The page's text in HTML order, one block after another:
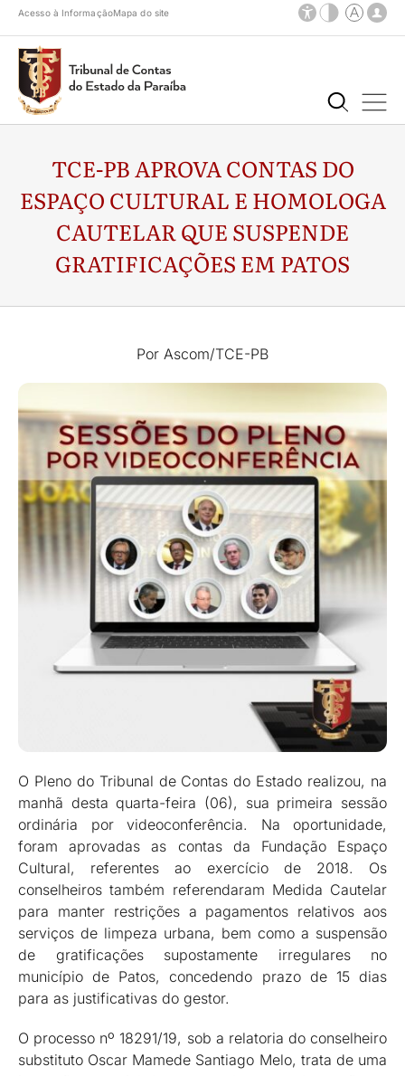
Acesso à InformaçãoMapa do site
TCE-PB APROVA CONTAS DO
ESPAÇO CULTURAL E HOMOLOGA
CAUTELAR QUE SUSPENDE
GRATIFICAÇÕES EM PATOS
Por Ascom/TCE-PB
O Pleno do Tribunal de Contas do Estado realizou, na
manhã desta quarta-feira (06), sua primeira sessão
ordinária por videoconferência. Na oportunidade,
foram aprovadas as contas da Fundação Espaço
Cultural, referentes ao exercício de 2018. Os
conselheiros também referendaram Medida Cautelar
para manter restrições a pagamentos relativos aos
serviços de limpeza urbana, bem como a suspensão
de gratificações supostamente irregulares no
município de Patos, concedendo prazo de 15 dias
para as justificativas do gestor.
O processo nº 18291/19, sob a relatoria do conselheiro
substituto Oscar Mamede Santiago Melo, trata de uma